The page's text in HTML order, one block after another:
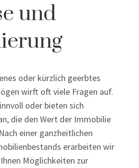
und
oder kürzlich geerbtes
wirft oft viele Fragen auf.
oder bieten sich
die den Wert der Immobilie
einer ganzheitlichen
erarbeiten wir
Möglichkeiten zur